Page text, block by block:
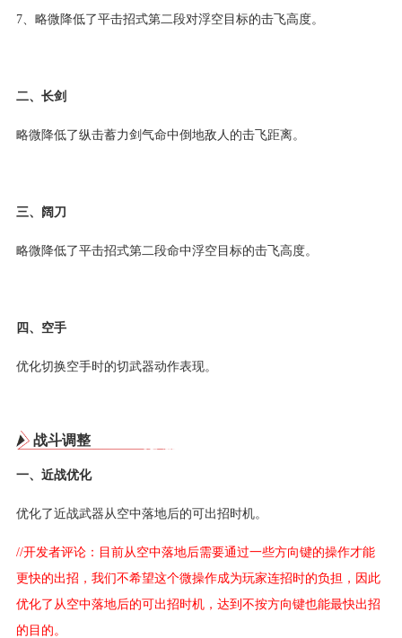
7、略微降低了平击招式第二段对浮空目标的击飞高度。
二、长剑
略微降低了纵击蓄力剑气命中倒地敌人的击飞距离。
三、阔刀
略微降低了平击招式第二段命中浮空目标的击飞高度。
四、空手
优化切换空手时的切武器动作表现。
战斗调整
一、近战优化
优化了近战武器从空中落地后的可出招时机。
//开发者评论：目前从空中落地后需要通过一些方向键的操作才能
更快的出招，我们不希望这个微操作成为玩家连招时的负担，因此
优化了从空中落地后的可出招时机，达到不按方向键也能最快出招
的目的。